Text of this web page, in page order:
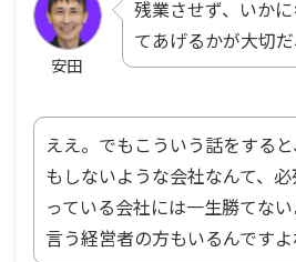
安田
残業させず、いか
てあげるかが大切だ
ええ。でもこういう話をする
もしないような会社なんて、
っている会社には一生勝てな
言う経営者の方もいるんですよ